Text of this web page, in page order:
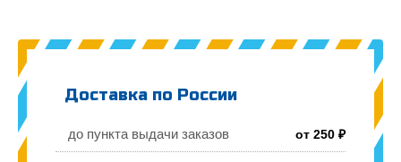
Доставка по России
до пункта выдачи заказов от 250 ₽